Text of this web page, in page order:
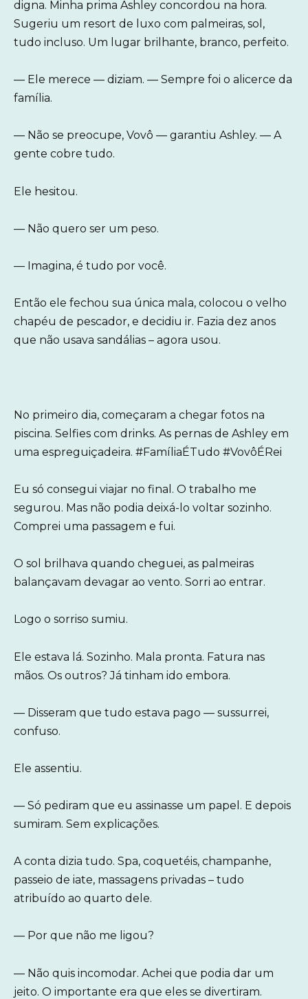
digna. Minha prima Ashley concordou na hora.
Sugeriu um resort de luxo com palmeiras, sol,
tudo incluso. Um lugar brilhante, branco, perfeito.
— Ele merece — diziam. — Sempre foi o alicerce da
família.
— Não se preocupe, Vovô — garantiu Ashley. — A
gente cobre tudo.
Ele hesitou.
— Não quero ser um peso.
— Imagina, é tudo por você.
Então ele fechou sua única mala, colocou o velho
chapéu de pescador, e decidiu ir. Fazia dez anos
que não usava sandálias – agora usou.
No primeiro dia, começaram a chegar fotos na
piscina. Selfies com drinks. As pernas de Ashley em
uma espreguiçadeira. #FamíliaÉTudo #VovôÉRei
Eu só consegui viajar no final. O trabalho me
segurou. Mas não podia deixá-lo voltar sozinho.
Comprei uma passagem e fui.
O sol brilhava quando cheguei, as palmeiras
balançavam devagar ao vento. Sorri ao entrar.
Logo o sorriso sumiu.
Ele estava lá. Sozinho. Mala pronta. Fatura nas
mãos. Os outros? Já tinham ido embora.
— Disseram que tudo estava pago — sussurrei,
confuso.
Ele assentiu.
— Só pediram que eu assinasse um papel. E depois
sumiram. Sem explicações.
A conta dizia tudo. Spa, coquetéis, champanhe,
passeio de iate, massagens privadas – tudo
atribuído ao quarto dele.
— Por que não me ligou?
— Não quis incomodar. Achei que podia dar um
jeito. O importante era que eles se divertiram.